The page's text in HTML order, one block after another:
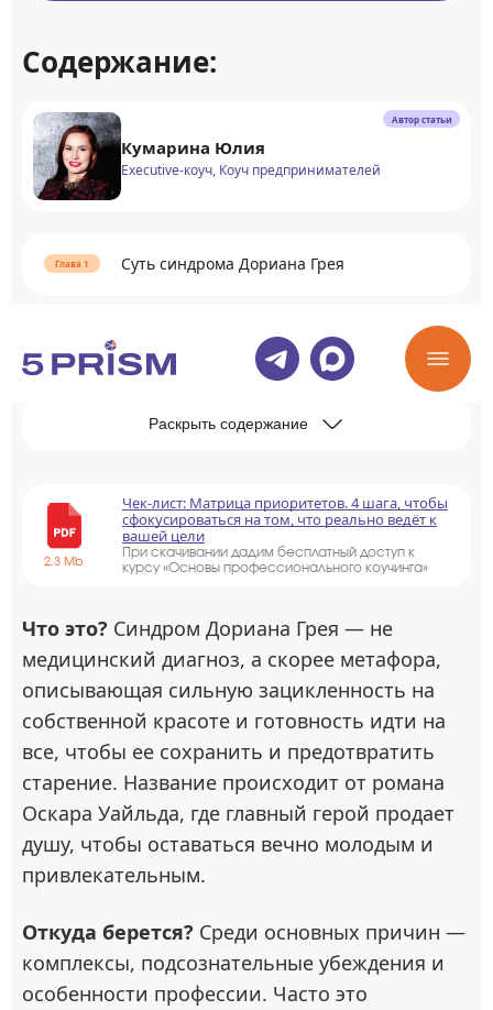
Содержание:
Автор статьи
Кумарина Юлия
Executive-коуч, Коуч предпринимателей
Суть синдрома Дориана Грея
Причины развития синдрома Дориана
Грея
Раскрыть содержание
2.3 Mb
Чек-лист: Матрица приоритетов. 4 шага, чтобы
сфокусироваться на том, что реально ведёт к
вашей цели
При скачивании дадим бесплатный доступ к
курсу «Основы профессионального коучинга»
Что это? Синдром Дориана Грея — не
медицинский диагноз, а скорее метафора,
описывающая сильную зацикленность на
собственной красоте и готовность идти на
все, чтобы ее сохранить и предотвратить
старение. Название происходит от романа
Оскара Уайльда, где главный герой продает
душу, чтобы оставаться вечно молодым и
привлекательным.
Откуда берется? Среди основных причин —
комплексы, подсознательные убеждения и
особенности профессии. Часто это